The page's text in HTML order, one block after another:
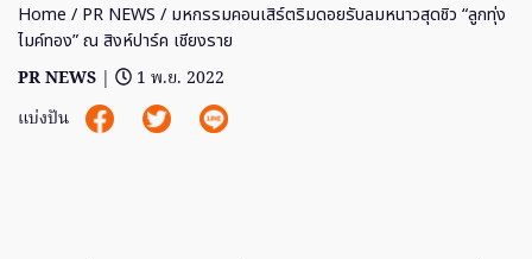
Home / PR NEWS / มหกรรมคอนเสิร์ตริมดอยรับลมหนาวสุดชิว “ลูกทุ่ง
ไมค์ทอง” ณ สิงห์ปาร์ค เชียงราย
PR NEWS |
1 พ.ย. 2022
แบ่งปัน